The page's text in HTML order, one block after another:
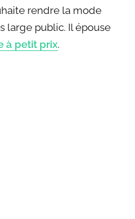
rendre la mode
large public. Il épouse
à petit prix.